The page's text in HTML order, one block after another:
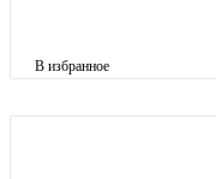
В избранное